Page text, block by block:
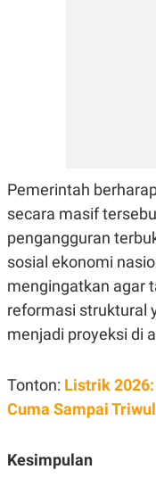
Pemerintah
secara masif
pengangguran
sosial ekonomi
mengingatkan agar
reformasi struktural
menjadi proyeksi di
Tonton: Listrik
Cuma Sampai
Kesimpulan